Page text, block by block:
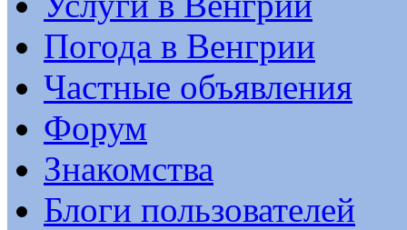
Погода в Венгрии
Частные объявления
Форум
Знакомства
Блоги пользователей